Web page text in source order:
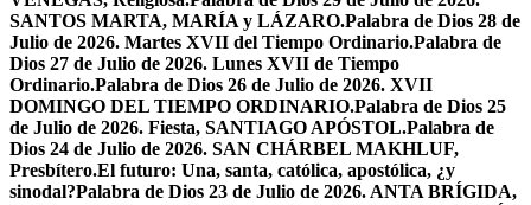
SANTOS MARTA, MARÍA y LÁZARO.Palabra de Dios 28 de
Julio de 2026. Martes XVII del Tiempo Ordinario.Palabra de
Dios 27 de Julio de 2026. Lunes XVII de Tiempo
Ordinario.Palabra de Dios 26 de Julio de 2026. XVII
DOMINGO DEL TIEMPO ORDINARIO.Palabra de Dios 25
de Julio de 2026. Fiesta, SANTIAGO APÓSTOL.Palabra de
Dios 24 de Julio de 2026. SAN CHÁRBEL MAKHLUF,
Presbítero.El futuro: Una, santa, católica, apostólica, ¿y
sinodal?Palabra de Dios 23 de Julio de 2026. ANTA BRÍGIDA,